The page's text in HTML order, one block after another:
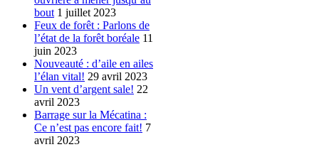
bout 1 juillet 2023
Feux de forêt : Parlons de
l’état de la forêt boréale 11
juin 2023
Nouveauté : d’aile en ailes
l’élan vital! 29 avril 2023
Un vent d’argent sale! 22
avril 2023
Barrage sur la Mécatina :
Ce n’est pas encore fait! 7
avril 2023